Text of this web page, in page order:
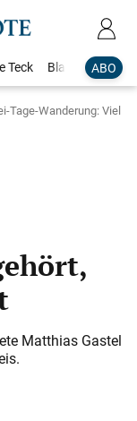
ABO
Teck Blaulicht
Tage-Wanderung: Viel
Matthias Gastel